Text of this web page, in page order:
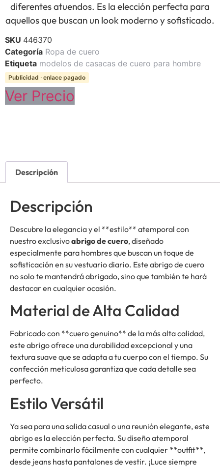
diferentes atuendos. Es la elección perfecta para
aquellos que buscan un look moderno y sofisticado.
SKU 446370
Categoría Ropa de cuero
Etiqueta modelos de casacas de cuero para hombre
Publicidad · enlace pagado
Ver Precio
Descripción
Descripción
Descubre la elegancia y el **estilo** atemporal con
nuestro exclusivoabrigo de cuero, diseñado
especialmente para hombres que buscan un toque de
sofisticación en su vestuario diario. Este abrigo de cuero
no solo te mantendrá abrigado, sino que también te hará
destacar en cualquier ocasión.
Material de Alta Calidad
Fabricado con **cuero genuino** de la más alta calidad,
este abrigo ofrece una durabilidad excepcional y una
textura suave que se adapta a tu cuerpo con el tiempo. Su
confección meticulosa garantiza que cada detalle sea
perfecto.
Estilo Versátil
Ya sea para una salida casual o una reunión elegante, este
abrigo es la elección perfecta. Su diseño atemporal
permite combinarlo fácilmente con cualquier **outfit**,
desde jeans hasta pantalones de vestir. ¡Luce siempre